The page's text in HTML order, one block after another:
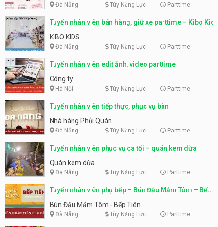
Đà Nẵng Tùy Năng Lực Parttime
Tuyển nhân viên bán hàng, giữ xe parttime – Kibo Kid
KIBO KIDS
Đà Nẵng Tùy Năng Lực Parttime
Tuyển nhân viên edit ảnh, video parttime
Công ty
Hà Nội Tùy Năng Lực Parttime
Tuyển nhân viên tiếp thực, phục vụ bàn
Nhà hàng Phủi Quán
Đà Nẵng Tùy Năng Lực Parttime
Tuyển nhân viên phục vụ ca tối – quán kem dừa
Quán kem dừa
Đà Nẵng Tùy Năng Lực Parttime
Tuyển nhân viên phụ bếp – Bún Đậu Mắm Tôm – Bếp
Tiên
Bún Đậu Mắm Tôm - Bếp Tiên
Đà Nẵng Tùy Năng Lực Parttime